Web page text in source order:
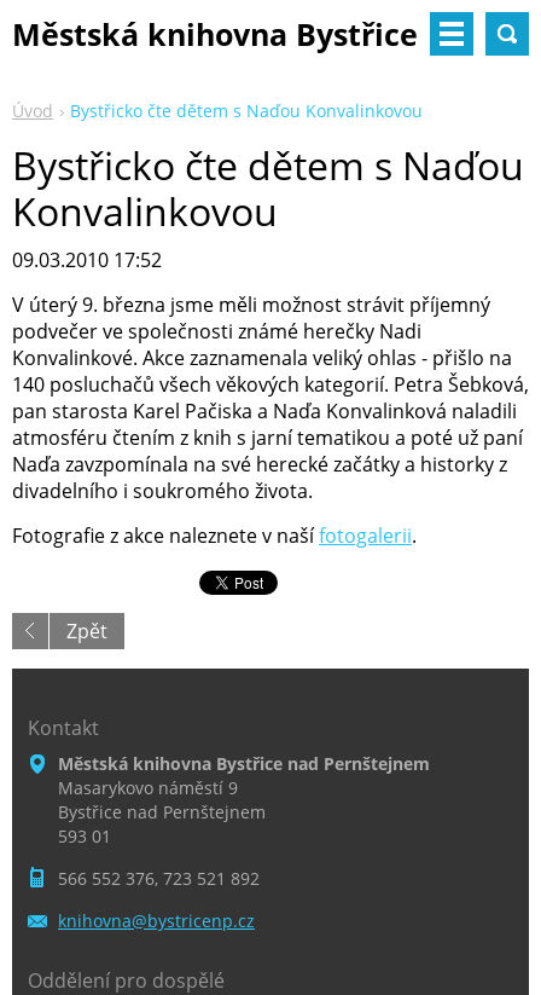
Městská knihovna Bystřice
Úvod Bystřicko čte dětem s Naďou Konvalinkovou
Bystřicko čte dětem s Naďou
Konvalinkovou
09.03.2010 17:52
V úterý 9. března jsme měli možnost strávit příjemný
podvečer ve společnosti známé herečky Nadi
Konvalinkové. Akce zaznamenala veliký ohlas - přišlo na
140 posluchačů všech věkových kategorií. Petra Šebková,
pan starosta Karel Pačiska a Naďa Konvalinková naladili
atmosféru čtením z knih s jarní tematikou a poté už paní
Naďa zavzpomínala na své herecké začátky a historky z
divadelního i soukromého života.
Fotografie z akce naleznete v našífotogalerii.
Zpět
Kontakt
Městská knihovna Bystřice nad Pernštejnem
Masarykovo náměstí 9
Bystřice nad Pernštejnem
593 01
566 552 376, 723 521 892
knihovna@bystricenp.cz
Oddělení pro dospělé